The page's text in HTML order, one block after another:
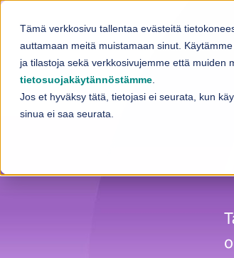
Tämä verkkosivu tallentaa evästeitä
auttamaan meitä muistamaan sinut.
ja tilastoja sekä verkkosivujemme että muiden
tietosuojakäytännöstämme
Jos et hyväksy tätä, tietojasi ei seurata, kun
sinua ei saa seurata.